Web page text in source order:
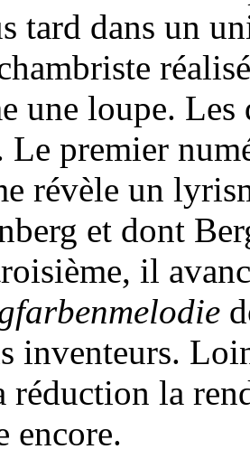
tard dans un
une loupe. Les
Le premier
révèle un
et dont
il
inventeurs.
la
encore.